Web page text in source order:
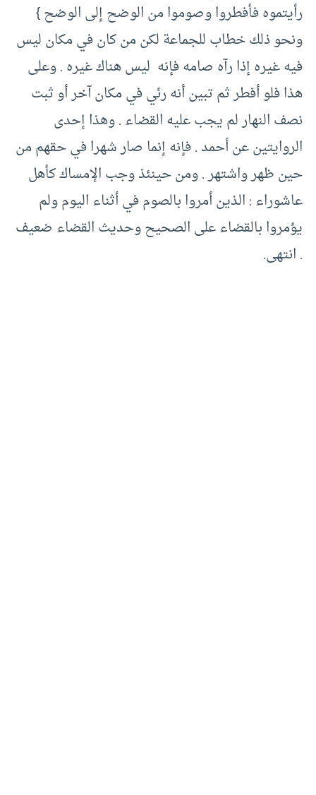
رأيتموه فأفطروا وصوموا من الوضح إلى الوضح }
ونحو ذلك خطاب للجماعة لكن من كان في مكان ليس
فيه غيره إذا رآه صامه فإنه ليس هناك غيره . وعلى
هذا فلو أفطر ثم تبين أنه رئي في مكان آخر أو ثبت
نصف النهار لم يجب عليه القضاء . وهذا إحدى
الروايتين عن أحمد . فإنه إنما صار شهرا في حقهم من
حين ظهر واشتهر . ومن حينئذ وجب الإمساك كأهل
عاشوراء : الذين أمروا بالصوم في أثناء اليوم ولم
يؤمروا بالقضاء على الصحيح وحديث القضاء ضعيف
. انتهى.